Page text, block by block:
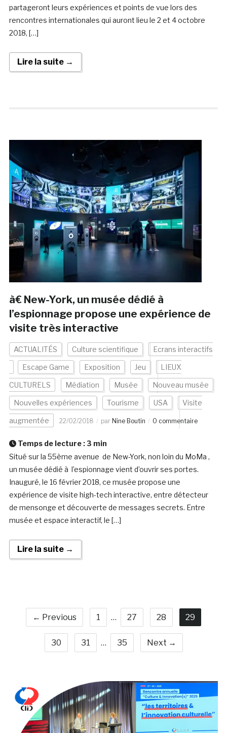
partageront leurs expériences et points de vue lors des
rencontres internationales qui auront lieu le 2 et 4 octobre
2018, […]
Lire la suite →
à€ New-York, un musée dédié à
l’espionnage propose une expérience de
visite très interactive
ACTUALITÉS Culture scientifique Ecrans interactifs
Escape Game Exposition Jeu LIEUX
CULTURELS Médiation Musée Nouveau musée
Nouvelles expériences Tourisme USA Visite
augmentée 22/02/2018 par Nine Boutin 0 commentaire
Temps de lecture : 3 min
Situé sur la 55ème avenue de New-York, non loin du MoMa ,
un musée dédié à l’espionnage vient d’ouvrir ses portes.
Inauguré, le 16 février 2018, ce musée propose une
expérience de visite high-tech interactive, entre détecteur
de mensonge et découverte de messages secrets. Entre
musée et espace interactif, le […]
Lire la suite →
← Previous 1 … 27 28 29
30 31 … 35 Next →